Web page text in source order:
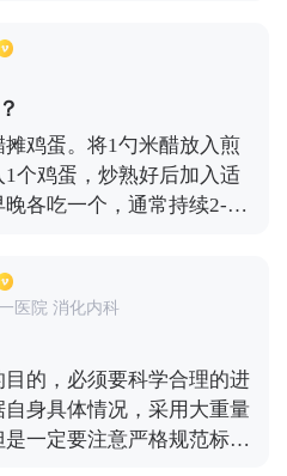
同的病原体采用不同的方
感染，需要使用头孢、青
抗生素进行治疗。如果患
病毒的药物。如果患者感
用大环内酯类阿奇霉素和
包括使用镇咳药。
鸡蛋。将1勺米醋放入煎
个鸡蛋，炒熟好后加入适
各吃一个，通常持续2-3
姜，3片枣和30克蜂蜜。
除残渣，加入蜂蜜再次煮
次，坚持2-3天。咳嗽后，
吃鱼虾，要多喝蜂蜜水或
咳持续时间太长，需要去
的。
医院 消化内科
的，必须要科学合理的进
身具体情况，采用大重量
一定要注意严格规范标准